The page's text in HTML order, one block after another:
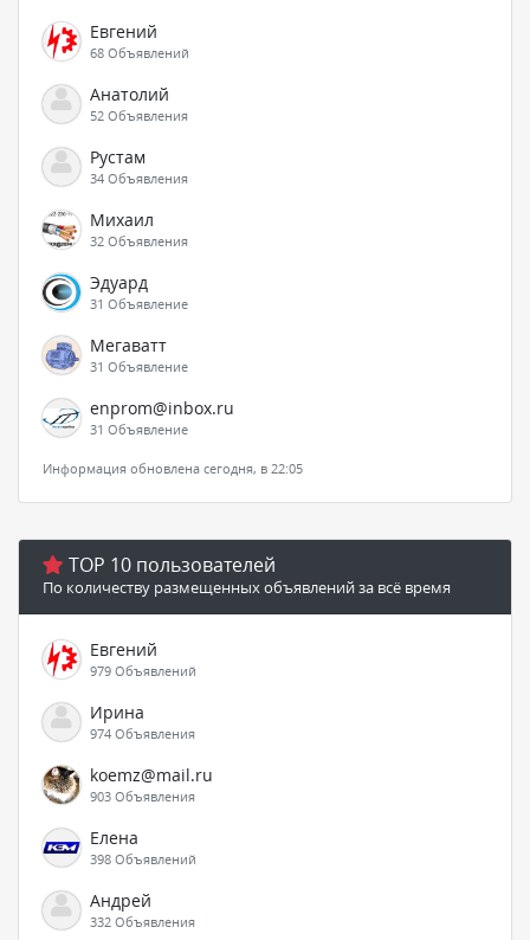
Евгений
68 Объявлений
Анатолий
52 Объявления
Рустам
34 Объявления
Михаил
32 Объявления
Эдуард
31 Объявление
Мегаватт
31 Объявление
enprom@inbox.ru
31 Объявление
Информация обновлена сегодня, в 22:05
TOP 10 пользователей
По количеству размещенных объявлений за всё время
Евгений
979 Объявлений
Ирина
974 Объявления
koemz@mail.ru
903 Объявления
Елена
398 Объявлений
Андрей
332 Объявления